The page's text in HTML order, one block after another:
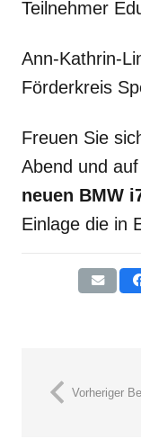
Teilnehmer
Ann-Kathrin-
Förderkreis
Freuen Sie
Abend und
neuen BMW
Einlage die in
Vorheriger